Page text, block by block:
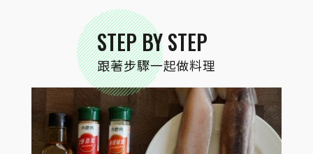
STEP BY STEP
跟著步驟一起做料理